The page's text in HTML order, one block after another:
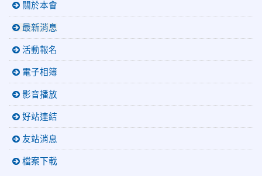
關於本會
最新消息
活動報名
電子相簿
影音播放
好站連結
友站消息
檔案下載